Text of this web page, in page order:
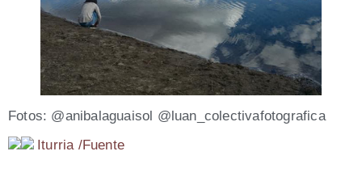
Fotos: @anibalaguaisol @luan_colectivafotografica
Itu­rria /​Fuen­te